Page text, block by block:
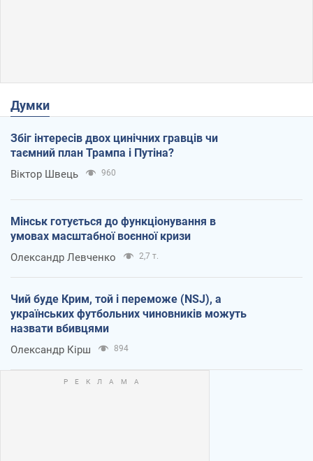
Думки
Збіг інтересів двох цинічних гравців чи
таємний план Трампа і Путіна?
Віктор Швець 960
Мінськ готується до функціонування в
умовах масштабної воєнної кризи
Олександр Левченко 2,7 т.
Чий буде Крим, той і переможе (NSJ), а
українських футбольних чиновників можуть
назвати вбивцями
Олександр Кірш 894